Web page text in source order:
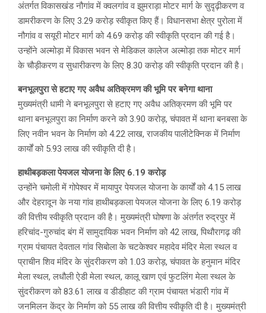
अंतर्गत विकासखंड नौगांव में क्वलगांव व झुमराड़ा मोटर मार्ग के सुदृढ़ीकरण व
डामरीकरण के लिए 3.29 करोड़ स्वीकृत किए हैं। विधानसभा क्षेत्र पुरोला में
नौगांव व सयूरी मोटर मार्ग को 4.69 करोड़ की स्वीकृति प्रदान की गई है।
उन्होंने अल्मोड़ा में विकास भवन से मेडिकल कालेज अल्मोड़ा तक मोटर मार्ग
के चौड़ीकरण व सुधारीकरण के लिए 8.30 करोड़ की स्वीकृति प्रदान की है।
बनभूलपुरा से हटाए गए अवैध अतिक्रमण की भूमि पर बनेगा थाना
मुख्यमंत्री धामी ने बनभूलपुरा से हटाए गए अवैध अतिक्रमण की भूमि पर
थाना बनभूलपुरा का निर्माण करने को 3.90 करोड़, चंपावत में थाना बनबसा के
लिए नवीन भवन के निर्माण को 4.22 लाख, राजकीय पालीटेक्निक में निर्माण
कार्यों को 5.93 लाख की स्वीकृति दी है।
हाथीबड़कला पेयजल योजना के लिए 6.19 करोड़
उन्होंने चमोली में गोपेश्वर में मायापुर पेयजल योजना के कार्यों को 4.15 लाख
और देहरादून के नया गांव हाथीबड़कला पेयजल योजना के लिए 6.19 करोड़
की वित्तीय स्वीकृति प्रदान की है। मुख्यमंत्री घोषणा के अंतर्गत रुद्रपुर में
हरिचांद-गुरुचांद बंग में सामुदायिक भवन निर्माण को 42 लाख, पिथौरागढ़ की
ग्राम पंचायत देवताल गांव सिबोला के चटकेश्वर महादेव मंदिर मेला स्थल व
प्राचीन शिव मंदिर के सुंदरीकरण को 1.03 करोड़, चंपावत के हनुमान मंदिर
मेला स्थल, लधौली ऐडी मेला स्थल, कालू खाण एवं फुटलिंग मेला स्थल के
सुंदरीकरण को 83.61 लाख व डीडीहाट की ग्राम पंचायत भंडारी गांव में
जनमिलन केंद्र के निर्माण को 55 लाख की वित्तीय स्वीकृति दी है। मुख्यमंत्री